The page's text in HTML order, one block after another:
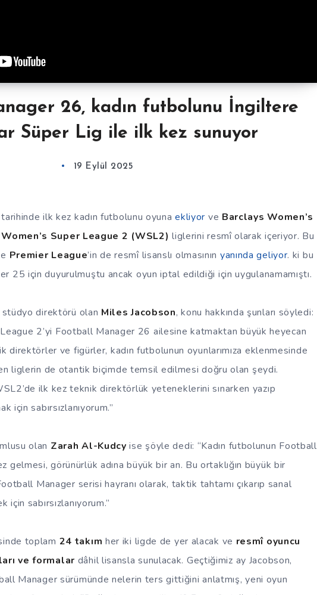
26, kadın futbolunu İngiltere
Süper Lig ile ilk kez sunuyor
19 Eylül 2025
ilk kez kadın futbolunu oyunaekliyor ve Barclays Women’s
Women’s Super League 2 (WSL2) liglerini resmî olarak içeriyor. Bu
Premier League’in de resmî lisanslı olmasının yanında geliyor. ki bu
25 için duyurulmuştu ancak oyun iptal edildiği için uygulanamamıştı.
direktörü olan Miles Jacobson, konu hakkında şunları söyledi:
2’yi Football Manager 26 ailesine katmaktan büyük heyecan
direktörler ve figürler, kadın futbolunun oyunlarımıza eklenmesinde
liglerin de otantik biçimde temsil edilmesi doğru olan şeydi.
ilk kez teknik direktörlük yeteneklerini sınarken yazıp
için sabırsızlanıyorum.”
olan Zarah Al-Kudcy ise şöyle dedi: “Kadın futbolunun Football
gelmesi, görünürlük adına büyük bir an. Bu ortaklığın büyük bir
Manager serisi hayranı olarak, taktik tahtamı çıkarıp sanal
sabırsızlanıyorum.”
toplam 24 takım her iki ligde de yer alacak ve resmî oyuncu
ve formalar dâhil lisansla sunulacak. Geçtiğimiz ay Jacobson,
Manager sürümünde nelerin ters gittiğini anlatmış, yeni oyun